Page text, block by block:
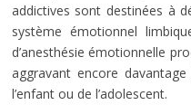
addictives sont destinées à
système émotionnel
d’anesthésie émotionnelle
aggravant encore
l’enfant ou de l’adolescent.